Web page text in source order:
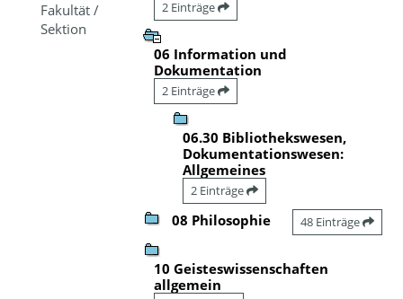
Fakultät /
Sektion
2 Einträge
06 Information und
Dokumentation
2 Einträge
06.30 Bibliothekswesen,
Dokumentationswesen:
Allgemeines
2 Einträge
08 Philosophie 48 Einträge
10 Geisteswissenschaften
allgemein